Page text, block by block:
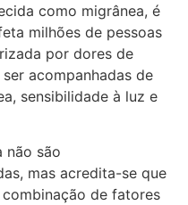
como migrânea, é
milhões de pessoas
por dores de
acompanhadas de
sensibilidade à luz e
não são
mas acredita-se que
de fatores